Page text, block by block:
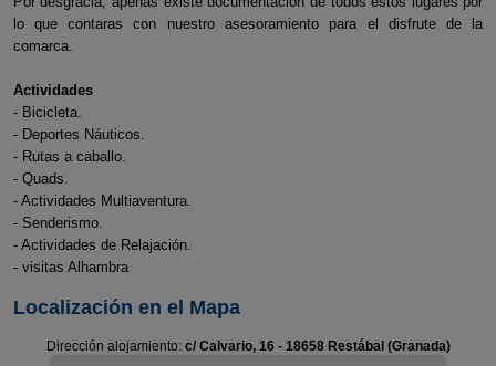
lo que contaras con nuestro asesoramiento para el disfrute de la
comarca.
Actividades
- Bicicleta.
- Deportes Náuticos.
- Rutas a caballo.
- Quads.
- Actividades Multiaventura.
- Senderismo.
- Actividades de Relajación.
- visitas Alhambra
Localización en el Mapa
Dirección alojamiento: c/ Calvario, 16 - 18658 Restábal (Granada)